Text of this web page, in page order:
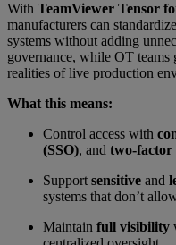
With TeamViewer Tensor
manufacturers can
systems without adding
governance, while OT teams
realities of live production
What this means:
Control access with
(SSO), and two-factor
Support sensitive and
systems that don’t
Maintain full visibility